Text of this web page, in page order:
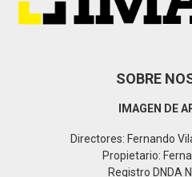
SOBRE
IMAGEN DE
Directores: Fernando
Propietario:
Registro DNDA